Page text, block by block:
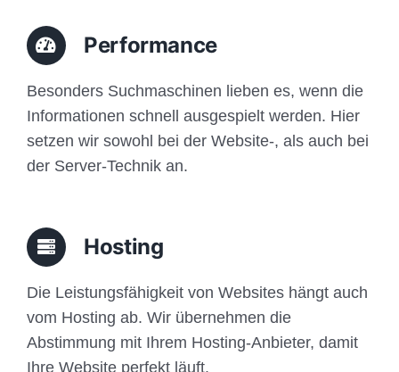
Performance
Besonders Suchmaschinen lieben es, wenn die
Informationen schnell ausgespielt werden. Hier
setzen wir sowohl bei der Website-, als auch bei
der Server-Technik an.
Hosting
Die Leistungsfähigkeit von Websites hängt auch
vom Hosting ab. Wir übernehmen die
Abstimmung mit Ihrem Hosting-Anbieter, damit
Ihre Website perfekt läuft.